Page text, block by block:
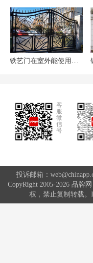
铁艺门在室外能使用多久?铁艺门多少钱一平米
客
服
微
信
号
投诉邮箱：
CopyRight 2005-2026 品牌
权，禁止复制转载。